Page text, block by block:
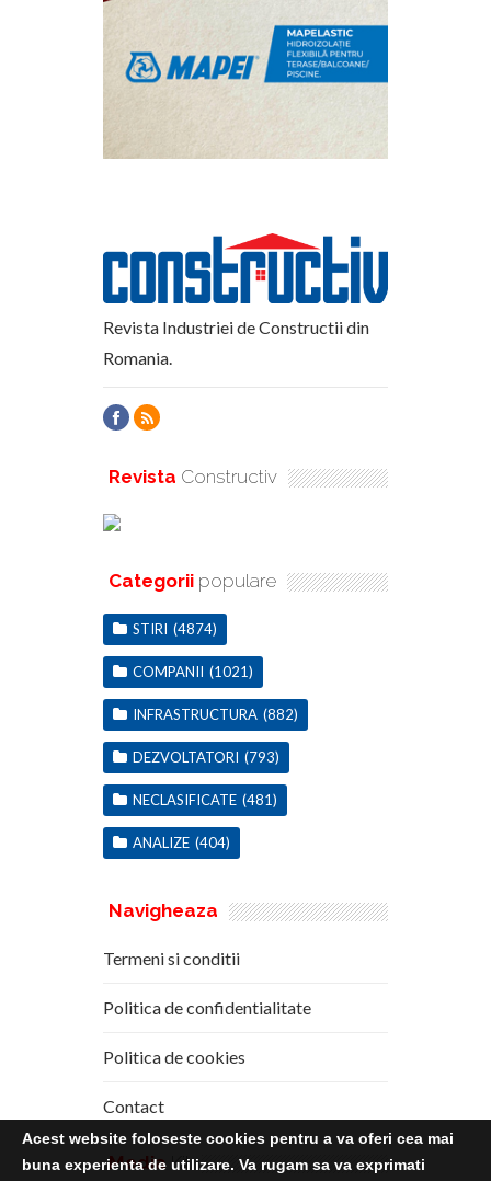
Revista Industriei de Constructii din
Romania.
Revista Constructiv
Categorii populare
STIRI (4874)
COMPANII (1021)
INFRASTRUCTURA (882)
DEZVOLTATORI (793)
NECLASIFICATE (481)
ANALIZE (404)
Navigheaza
Termeni si conditii
Politica de confidentialitate
Politica de cookies
Contact
Media Kit
Acest website foloseste cookies pentru a va oferi cea mai
buna experienta de utilizare. Va rugam sa va exprimati